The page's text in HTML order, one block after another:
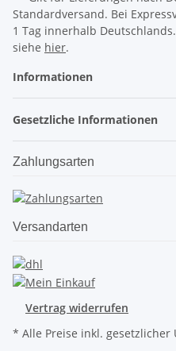
Standardversand. Bei
1 Tag innerhalb
siehe hier.
Informationen
Gesetzliche Informationen
Zahlungsarten
Versandarten
Vertrag widerrufen
* Alle Preise inkl. gesetzlicher